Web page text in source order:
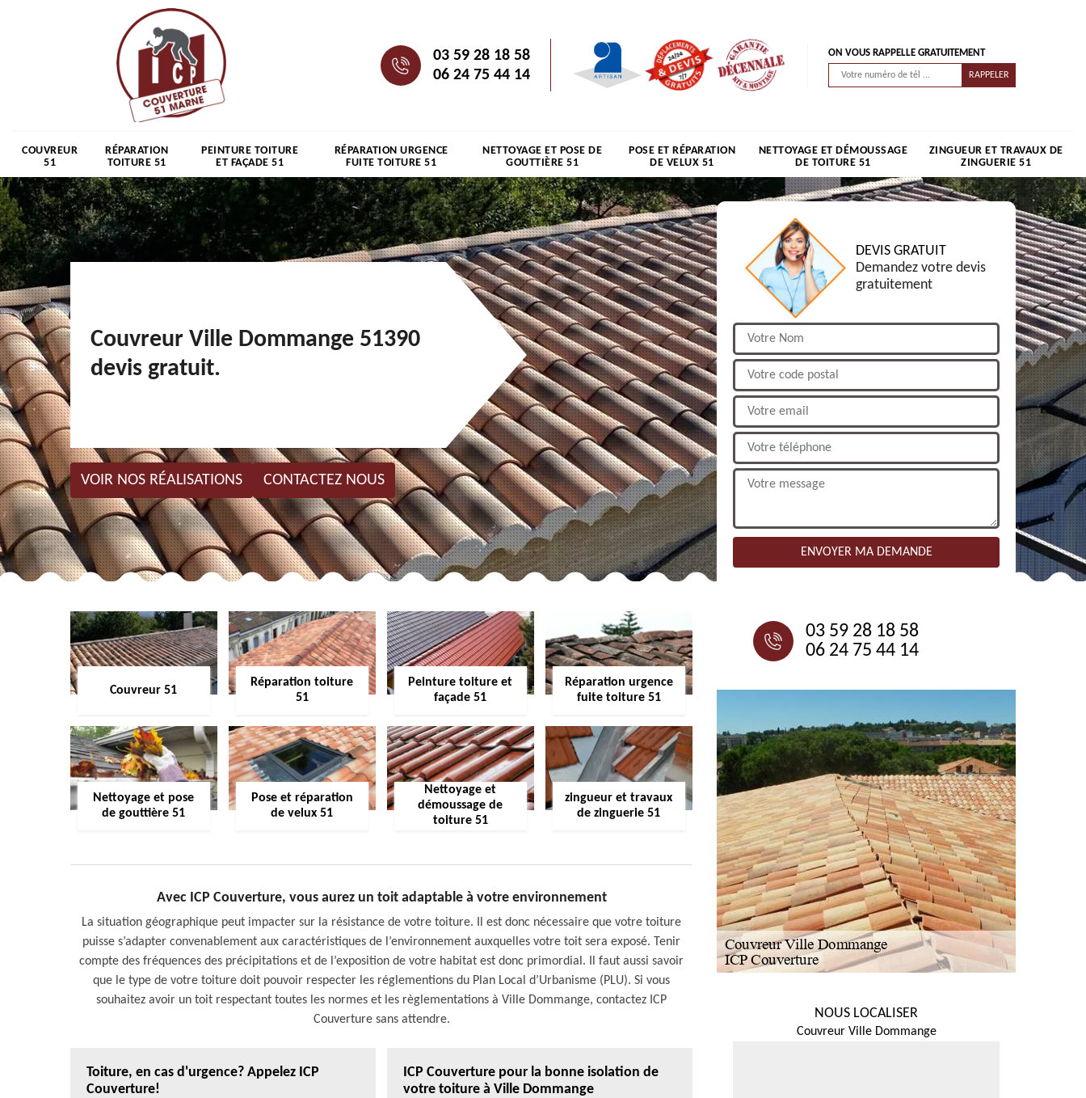
03 59 28 18 58
06 24 75 44 14
ON VOUS RAPPELLE GRATUITEMENT
COUVREUR
51
RÉPARATION
TOITURE 51
PEINTURE TOITURE
ET FAÇADE 51
RÉPARATION URGENCE
FUITE TOITURE 51
NETTOYAGE ET POSE DE
GOUTTIÈRE 51
POSE ET RÉPARATION
DE VELUX 51
NETTOYAGE ET DÉMOUSSAGE
DE TOITURE 51
ZINGUEUR ET TRAVAUX DE
ZINGUERIE 51
Couvreur Ville Dommange 51390
devis gratuit.
VOIR NOS RÉALISATIONS CONTACTEZ NOUS
Couvreur 51
Réparation toiture
51
Peinture toiture et
façade 51
Réparation urgence
fuite toiture 51
Nettoyage et pose
de gouttière 51
Pose et réparation
de velux 51
Nettoyage et
démoussage de
toiture 51
zingueur et travaux
de zinguerie 51
Avec ICP Couverture, vous aurez un toit adaptable à votre environnement
La situation géographique peut impacter sur la résistance de votre toiture. Il est donc nécessaire que votre toiture
puisse s’adapter convenablement aux caractéristiques de l’environnement auxquelles votre toit sera exposé. Tenir
compte des fréquences des précipitations et de l’exposition de votre habitat est donc primordial. Il faut aussi savoir
que le type de votre toiture doit pouvoir respecter les réglementions du Plan Local d’Urbanisme (PLU). Si vous
souhaitez avoir un toit respectant toutes les normes et les règlementations à Ville Dommange, contactez ICP
Couverture sans attendre.
Toiture, en cas d'urgence? Appelez ICP
Couverture!
ICP Couverture pour la bonne isolation de
votre toiture à Ville Dommange
DEVIS GRATUIT
Demandez votre devis
gratuitement
03 59 28 18 58
06 24 75 44 14
NOUS LOCALISER
Couvreur Ville Dommange